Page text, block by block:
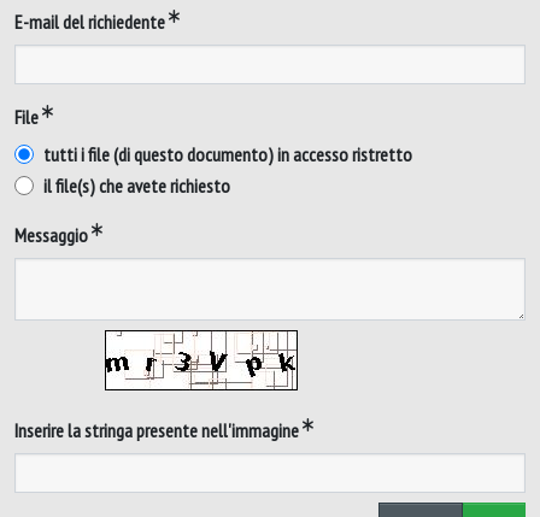
E-mail del richiedente
File
tutti i file (di questo documento) in accesso ristretto
il file(s) che avete richiesto
Messaggio
Inserire la stringa presente nell'immagine